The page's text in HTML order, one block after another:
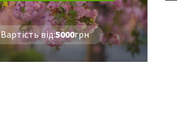
Вартість від:5000грн